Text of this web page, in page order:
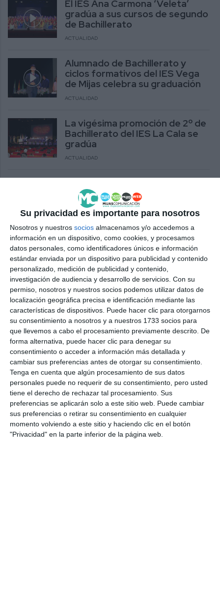
Su privacidad es importante para nosotros
Nosotros y nuestros socios almacenamos y/o accedemos a
información en un dispositivo, como cookies, y procesamos
datos personales, como identificadores únicos e información
estándar enviada por un dispositivo para publicidad y contenido
personalizado, medición de publicidad y contenido,
investigación de audiencia y desarrollo de servicios. Con su
permiso, nosotros y nuestros socios podemos utilizar datos de
localización geográfica precisa e identificación mediante las
características de dispositivos. Puede hacer clic para otorgarnos
su consentimiento a nosotros y a nuestros 1733 socios para
que llevemos a cabo el procesamiento previamente descrito. De
forma alternativa, puede hacer clic para denegar su
consentimiento o acceder a información más detallada y
cambiar sus preferencias antes de otorgar su consentimiento.
Tenga en cuenta que algún procesamiento de sus datos
personales puede no requerir de su consentimiento, pero usted
tiene el derecho de rechazar tal procesamiento. Sus
preferencias se aplicarán solo a este sitio web. Puede cambiar
sus preferencias o retirar su consentimiento en cualquier
momento volviendo a este sitio y haciendo clic en el botón
"Privacidad" en la parte inferior de la página web.
El IES Ana Carmona ‘Veleta’
gradúa a sus cursos de segundo
de Bachillerato
ACTUALIDAD
Alumnado de Bachillerato y
ciclos formativos del IES Vega
de Mijas celebra su graduación
ACTUALIDAD
La vigésima promoción de 2º de
Bachillerato del IES La Cala se
gradúa
ACTUALIDAD
su promoción número 39 de
Bachillerato
ACTUALIDAD
El alumnado de Bachillerato del
IES Las Lagunas se gradúa para
empezar una nueva etapa
ACTUALIDAD
Daniel Pérez Cerniseva,
distinguido en los Premios
Extraordinarios de Bachillerato
REPORTAJES
Graduación de la primera
promoción de Bachillerato del
IES Ana Carmona ‘Veleta’
ACTUALIDAD
Los estudiantes de segundo de
Bachillerato del IES La Cala se